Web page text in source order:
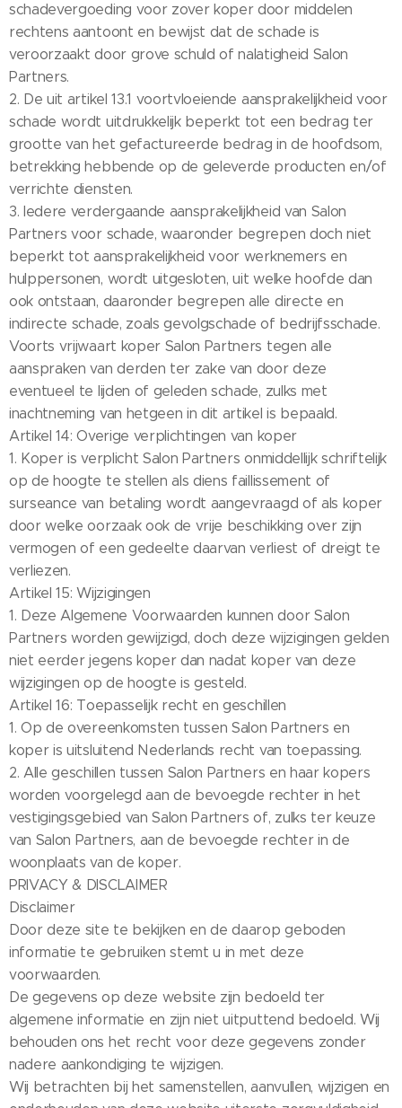
schadevergoeding voor zover koper door middelen
rechtens aantoont en bewijst dat de schade is
veroorzaakt door grove schuld of nalatigheid Salon
Partners.
2. De uit artikel 13.1 voortvloeiende aansprakelijkheid voor
schade wordt uitdrukkelijk beperkt tot een bedrag ter
grootte van het gefactureerde bedrag in de hoofdsom,
betrekking hebbende op de geleverde producten en/of
verrichte diensten.
3. Iedere verdergaande aansprakelijkheid van Salon
Partners voor schade, waaronder begrepen doch niet
beperkt tot aansprakelijkheid voor werknemers en
hulppersonen, wordt uitgesloten, uit welke hoofde dan
ook ontstaan, daaronder begrepen alle directe en
indirecte schade, zoals gevolgschade of bedrijfsschade.
Voorts vrijwaart koper Salon Partners tegen alle
aanspraken van derden ter zake van door deze
eventueel te lijden of geleden schade, zulks met
inachtneming van hetgeen in dit artikel is bepaald.
Artikel 14: Overige verplichtingen van koper
1. Koper is verplicht Salon Partners onmiddellijk schriftelijk
op de hoogte te stellen als diens faillissement of
surseance van betaling wordt aangevraagd of als koper
door welke oorzaak ook de vrije beschikking over zijn
vermogen of een gedeelte daarvan verliest of dreigt te
verliezen.
Artikel 15: Wijzigingen
1. Deze Algemene Voorwaarden kunnen door Salon
Partners worden gewijzigd, doch deze wijzigingen gelden
niet eerder jegens koper dan nadat koper van deze
wijzigingen op de hoogte is gesteld.
Artikel 16: Toepasselijk recht en geschillen
1. Op de overeenkomsten tussen Salon Partners en
koper is uitsluitend Nederlands recht van toepassing.
2. Alle geschillen tussen Salon Partners en haar kopers
worden voorgelegd aan de bevoegde rechter in het
vestigingsgebied van Salon Partners of, zulks ter keuze
van Salon Partners, aan de bevoegde rechter in de
woonplaats van de koper.
PRIVACY & DISCLAIMER
Disclaimer
Door deze site te bekijken en de daarop geboden
informatie te gebruiken stemt u in met deze
voorwaarden.
De gegevens op deze website zijn bedoeld ter
algemene informatie en zijn niet uitputtend bedoeld. Wij
behouden ons het recht voor deze gegevens zonder
nadere aankondiging te wijzigen.
Wij betrachten bij het samenstellen, aanvullen, wijzigen en